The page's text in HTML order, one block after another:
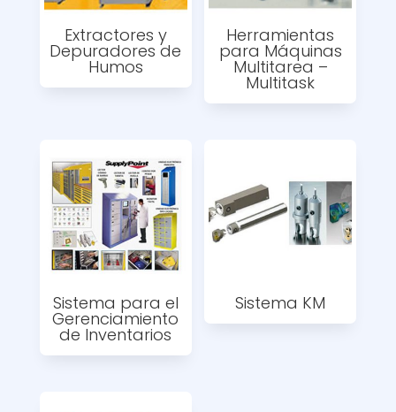
Extractores y
Depuradores de
Humos
Herramientas
para Máquinas
Multitarea –
Multitask
Sistema para el
Gerenciamiento
de Inventarios
Sistema KM